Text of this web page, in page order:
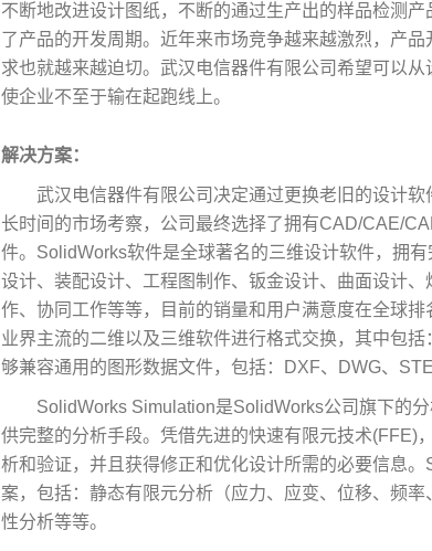
不断地改进设计图纸，不断的通过生产出的样品检测
了产品的开发周期。近年来市场竞争越来越激烈，产
求也就越来越迫切。武汉电信器件有限公司希望可以
使企业不至于输在起跑线上。
解决方案：
武汉电信器件有限公司决定通过更换老旧的设计
长时间的市场考察，公司最终选择了拥有CAD/CAE/
件。SolidWorks软件是全球著名的三维设计软件，拥
设计、装配设计、工程图制作、钣金设计、曲面设计
作、协同工作等等，目前的销量和用户满意度在全球
业界主流的二维以及三维软件进行格式交换，其中包
够兼容通用的图形数据文件，包括：DXF、DWG、
SolidWorks Simulation是SolidWorks公司旗下的
供完整的分析手段。凭借先进的快速有限元技术(FFE)
析和验证，并且获得修正和优化设计所需的必要信息
案，包括：静态有限元分析（应力、应变、位移、频
性分析等等。